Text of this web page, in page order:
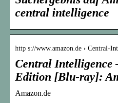
central intelligence
http s://www.amazon.de › Central-
Central Intelligence
Edition [Blu-ray]:
Amazon.de